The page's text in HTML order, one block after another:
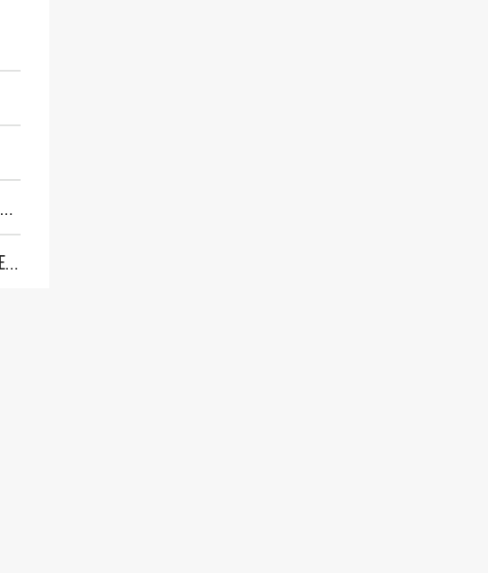
"ОЧЕНЬ ПЛОХИЕ НОВОСТИ": БОЛЬШАЯ ОШИБКА PALANTIR В РОССИИ. СТРАНЫ НАТО ВПЕРВЫЕ ЗА СВО ОСТАНОВИЛИ ПОСТАВКИ ОРУЖИЯ. ВСУ ТЕРЯЮТ ПРИГРАНИЧЬЕ?
ТРИ ГЛАВНЫХ ИНСАЙДА ОБ СВО. ОТМЕНА МОБИЛИЗАЦИИ И ВОЗВРАЩЕНИЕ "ГЕНЕРАЛА АРМАГЕДДОНА"? ОТЛИЧНЫЕ НОВОСТИ, КОТОРЫЕ ЖДАЛИ ВСЕ